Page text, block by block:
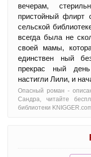
вечерам,
пристойный
сельской
всегда была не
своей мамы,
единствен ный
прекрас ный день
настигли Лили, и
Опасный роман -
Сандра, читайте
библиотеки